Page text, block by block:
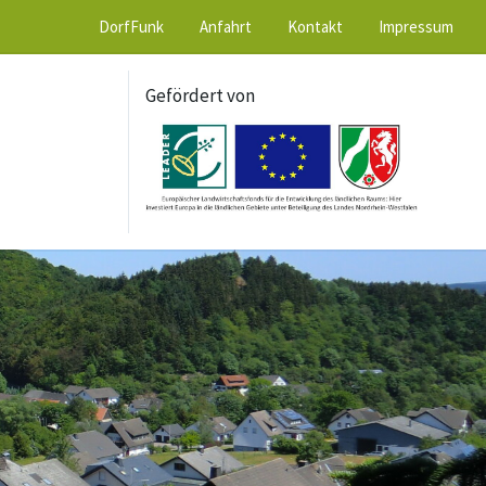
DorfFunk Anfahrt Kontakt Impressum
Gefördert von